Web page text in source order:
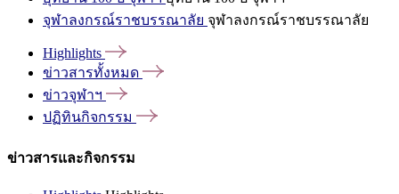
จุฬาลงกรณ์ราชบรรณาลัย จุฬาลงกรณ์ราชบรรณาลัย
Highlights
ข่าวสารทั้งหมด
ข่าวจุฬาฯ
ปฏิทินกิจกรรม
ข่าวสารและกิจกรรม